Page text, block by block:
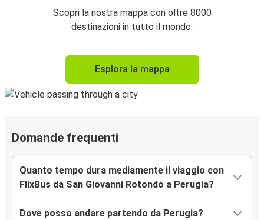
Scopri la nostra mappa con oltre 8000
destinazioni in tutto il mondo.
Esplora la mappa
Domande frequenti
Quanto tempo dura mediamente il viaggio con
FlixBus da San Giovanni Rotondo a Perugia?
Dove posso andare partendo da Perugia?